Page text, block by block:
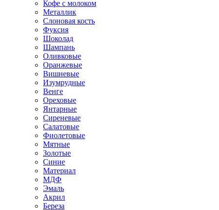
Кофе с молоком
Металлик
Слоновая кость
Фуксия
Шоколад
Шампань
Оливковые
Оранжевые
Вишневые
Изумрудные
Венге
Ореховые
Янтарные
Сиреневые
Салатовые
Фиолетовые
Мятные
Золотые
Синие
Материал
МДФ
Эмаль
Акрил
Береза